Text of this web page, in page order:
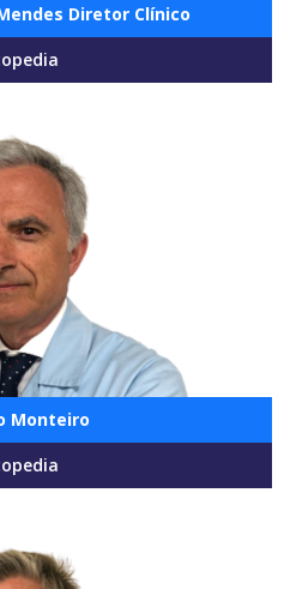
Diretor Clínico
Monteiro